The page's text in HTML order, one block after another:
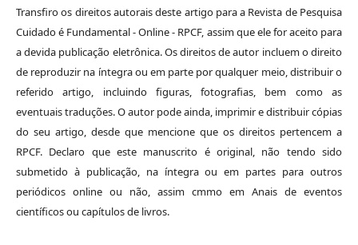
Transfiro os direitos autorais deste artigo para a Revista de Pesquisa
Cuidado é Fundamental - Online - RPCF, assim que ele for aceito para
a devida publicação eletrônica. Os direitos de autor incluem o direito
de reproduzir na íntegra ou em parte por qualquer meio, distribuir o
referido artigo, incluindo figuras, fotografias, bem como as
eventuais traduções. O autor pode ainda, imprimir e distribuir cópias
do seu artigo, desde que mencione que os direitos pertencem a
RPCF. Declaro que este manuscrito é original, não tendo sido
submetido à publicação, na íntegra ou em partes para outros
periódicos online ou não, assim cmmo em Anais de eventos
científicos ou capítulos de livros.